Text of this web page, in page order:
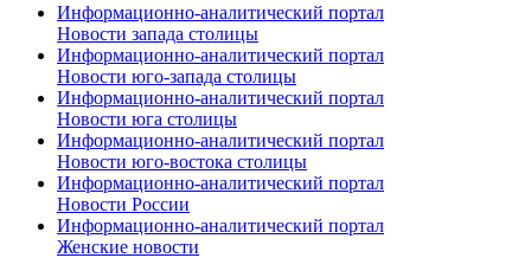
Информационно-аналитический портал
Новости запада столицы
Информационно-аналитический портал
Новости юго-запада столицы
Информационно-аналитический портал
Новости юга столицы
Информационно-аналитический портал
Новости юго-востока столицы
Информационно-аналитический портал
Новости России
Информационно-аналитический портал
Женские новости